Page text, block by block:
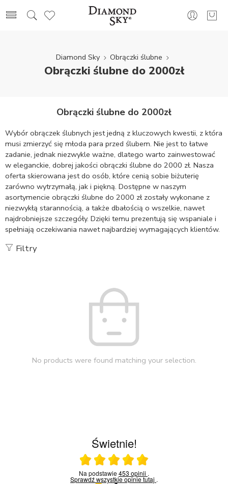
Diamond Sky Obrączki ślubne
Obrączki ślubne do 2000zł
Obrączki ślubne do 2000zł
Wybór obrączek ślubnych jest jedną z kluczowych kwestii, z która
musi zmierzyć się młoda para przed ślubem. Nie jest to łatwe
zadanie, jednak niezwykle ważne, dlatego warto zainwestować
w eleganckie, dobrej jakości obrączki ślubne do 2000 zł. Nasza
oferta skierowana jest do osób, które cenią sobie biżuterię
zarówno wytrzymałą, jak i piękną. Dostępne w naszym
asortymencie obrączki ślubne do 2000 zł zostały wykonane z
niezwykłą starannością, a także dbałością o wszelkie, nawet
najdrobniejsze szczegóły. Dzięki temu prezentują się wspaniale i
spełniają oczekiwania nawet najbardziej wymagających klientów.
Filtry
No products were found matching your selection.
Świetnie!
Ocena średnia 5 na 5
Na podstawie453 opinii .
Sprawdź wszystkie opinietutaj .